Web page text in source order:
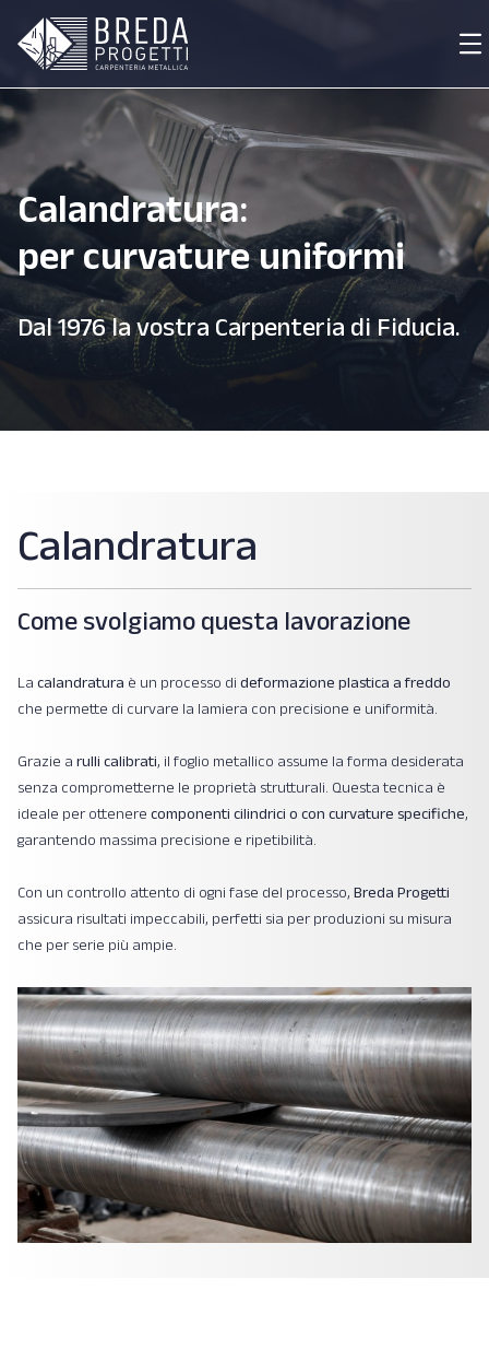
Calandratura:
per curvature uniformi
Dal 1976 la vostra Carpenteria di Fiducia.
Calandratura
Come svolgiamo questa lavorazione
Lacalandratura è un processo dideformazione plastica a freddo
che permette di curvare la lamiera con precisione e uniformità.
Grazie arulli calibrati, il foglio metallico assume la forma desiderata
senza comprometterne le proprietà strutturali. Questa tecnica è
ideale per ottenerecomponenti cilindrici o con curvature specifiche,
garantendo massima precisione e ripetibilità.
Con un controllo attento di ogni fase del processo,Breda Progetti
assicura risultati impeccabili, perfetti sia per produzioni su misura
che per serie più ampie.